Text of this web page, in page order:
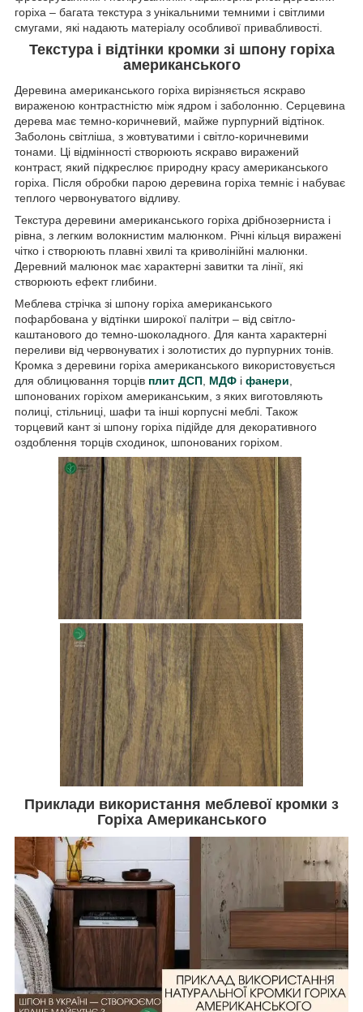
горіха – багата текстура з унікальними темними і світлими
смугами, які надають матеріалу особливої привабливості.
Текстура і відтінки кромки зі шпону горіха
американського
Деревина американського горіха вирізняється яскраво
вираженою контрастністю між ядром і заболонню. Серцевина
дерева має темно-коричневий, майже пурпурний відтінок.
Заболонь світліша, з жовтуватими і світло-коричневими
тонами. Ці відмінності створюють яскраво виражений
контраст, який підкреслює природну красу американського
горіха. Після обробки парою деревина горіха темніє і набуває
теплого червонуватого відливу.
Текстура деревини американського горіха дрібнозерниста і
рівна, з легким волокнистим малюнком. Річні кільця виражені
чітко і створюють плавні хвилі та криволінійні малюнки.
Деревний малюнок має характерні завитки та лінії, які
створюють ефект глибини.
Меблева стрічка зі шпону горіха американського
пофарбована у відтінки широкої палітри – від світло-
каштанового до темно-шоколадного. Для канта характерні
переливи від червонуватих і золотистих до пурпурних тонів.
Кромка з деревини горіха американського використовується
для облицювання торців плит ДСП, МДФ і фанери,
шпонованих горіхом американським, з яких виготовляють
полиці, стільниці, шафи та інші корпусні меблі. Також
торцевий кант зі шпону горіха підійде для декоративного
оздоблення торців сходинок, шпонованих горіхом.
Приклади використання меблевої кромки з
Горіха Американського